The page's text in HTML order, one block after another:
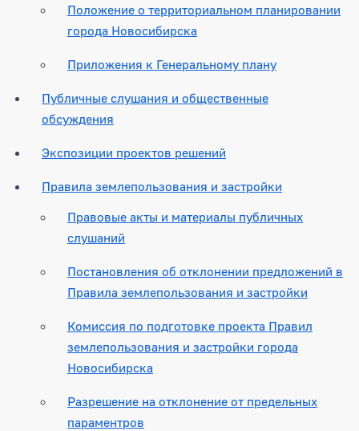
Положение о территориальном планировании
города Новосибирска
Приложения к Генеральному плану
Публичные слушания и общественные
обсуждения
Экспозиции проектов решений
Правила землепользования и застройки
Правовые акты и материалы публичных
слушаний
Постановления об отклонении предложений в
Правила землепользования и застройки
Комиссия по подготовке проекта Правил
землепользования и застройки города
Новосибирска
Разрешение на отклонение от предельных
параментров